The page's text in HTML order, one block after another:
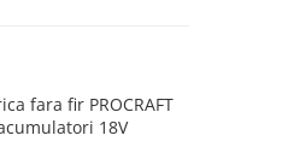
fara fir PROCRAFT
18V